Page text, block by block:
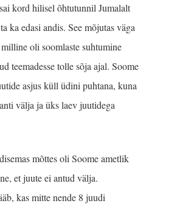
kord hilisel õhtutunnil Jumalalt
ka edasi andis. See mõjutas väga
oli soomlaste suhtumine
teemadesse tolle sõja ajal. Soome
asjus küll üdini puhtana, kuna
välja ja üks laev juutidega
mõttes oli Soome ametlik
et juute ei antud välja.
kas mitte nende 8 juudi